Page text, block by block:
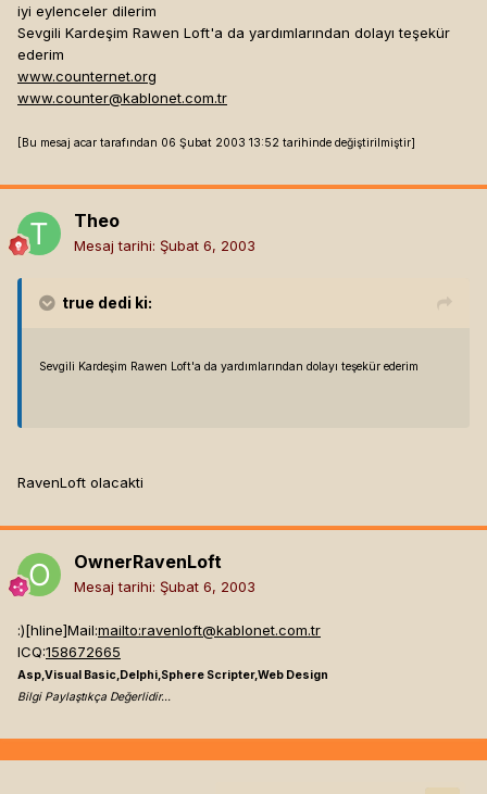
iyi eylenceler dilerim
Sevgili Kardeşim Rawen Loft'a da yardımlarından dolayı teşekür
ederim
www.counternet.org
www.counter@kablonet.com.tr
[Bu mesaj acar tarafından 06 Şubat 2003 13:52 tarihinde değiştirilmiştir]
Theo
Mesaj tarihi: Şubat 6, 2003
true dedi ki:
Sevgili Kardeşim Rawen Loft'a da yardımlarından dolayı teşekür ederim
RavenLoft olacakti
OwnerRavenLoft
Mesaj tarihi: Şubat 6, 2003
:)[hline]Mail:mailto:ravenloft@kablonet.com.tr
ICQ:158672665
Asp,Visual Basic,Delphi,Sphere Scripter,Web Design
Bilgi Paylaştıkça Değerlidir...